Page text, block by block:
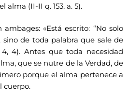
alma (II-II q. 153, a. 5).
«Está escrito: “No solo
de toda palabra que sale de
4). Antes que toda necesidad
que se nutre de la Verdad, de
porque el alma pertenece a
cuerpo.